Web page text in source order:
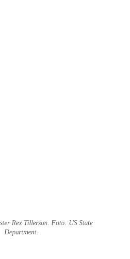
Rex Tillerson. Foto: US State
Department.